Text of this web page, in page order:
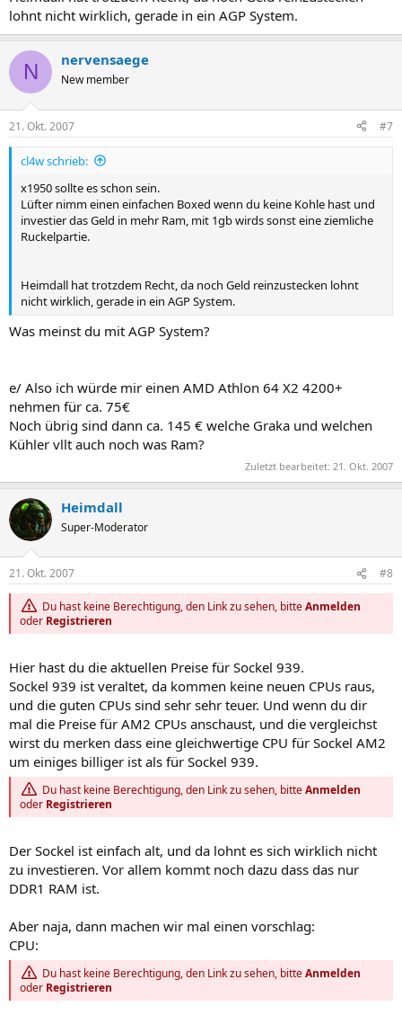
lohnt nicht wirklich, gerade in ein AGP System.
N nervensaege
New member
21. Okt. 2007 #7
cl4w schrieb:
x1950 sollte es schon sein.
Lüfter nimm einen einfachen Boxed wenn du keine Kohle hast und
investier das Geld in mehr Ram, mit 1gb wirds sonst eine ziemliche
Ruckelpartie.
Heimdall hat trotzdem Recht, da noch Geld reinzustecken lohnt
nicht wirklich, gerade in ein AGP System.
Was meinst du mit AGP System?
e/ Also ich würde mir einen AMD Athlon 64 X2 4200+
nehmen für ca. 75€
Noch übrig sind dann ca. 145 € welche Graka und welchen
Kühler vllt auch noch was Ram?
Zuletzt bearbeitet: 21. Okt. 2007
Heimdall
Super-Moderator
21. Okt. 2007 #8
Du hast keine Berechtigung, den Link zu sehen, bitteAnmelden
oder Registrieren
Hier hast du die aktuellen Preise für Sockel 939.
Sockel 939 ist veraltet, da kommen keine neuen CPUs raus,
und die guten CPUs sind sehr sehr teuer. Und wenn du dir
mal die Preise für AM2 CPUs anschaust, und die vergleichst
wirst du merken dass eine gleichwertige CPU für Sockel AM2
um einiges billiger ist als für Sockel 939.
Du hast keine Berechtigung, den Link zu sehen, bitteAnmelden
oder Registrieren
Der Sockel ist einfach alt, und da lohnt es sich wirklich nicht
zu investieren. Vor allem kommt noch dazu dass das nur
DDR1 RAM ist.
Aber naja, dann machen wir mal einen vorschlag:
CPU:
Du hast keine Berechtigung, den Link zu sehen, bitteAnmelden
oder Registrieren